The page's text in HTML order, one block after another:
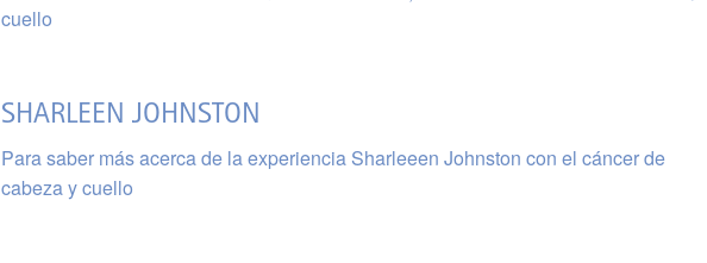
cuello
SHARLEEN JOHNSTON
Para saber más acerca de la experiencia Sharleeen Johnston con el cáncer de
cabeza y cuello